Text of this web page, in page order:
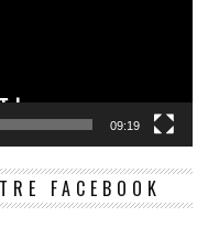
09:19
FACEBOOK